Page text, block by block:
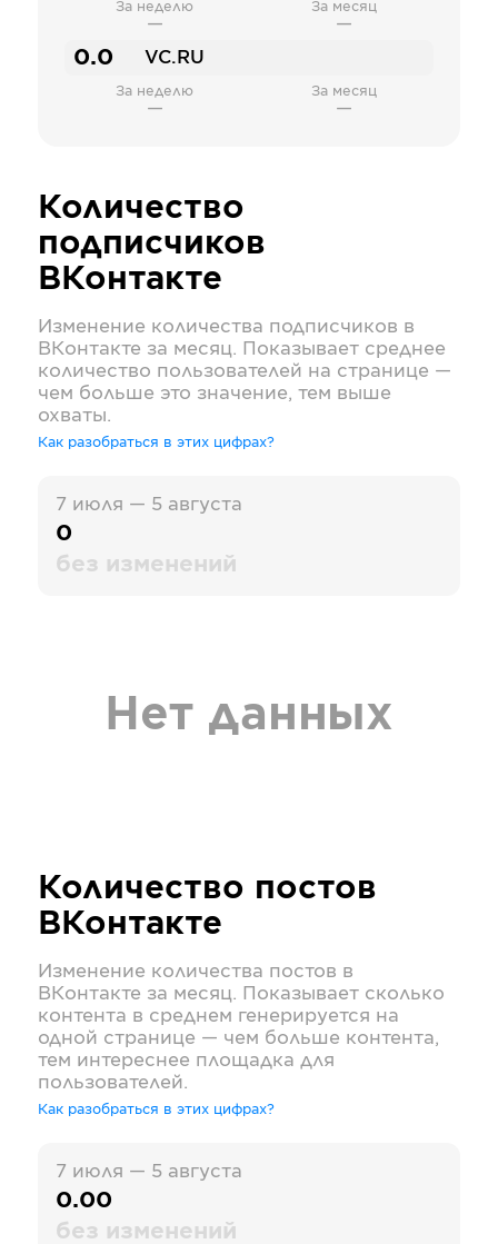
За неделю
—
За месяц
—
0.0 VC.RU
За неделю
—
За месяц
—
Количество
подписчиков
ВКонтакте
Изменение количества подписчиков в
ВКонтакте за месяц. Показывает среднее
количество пользователей на странице —
чем больше это значение, тем выше
охваты.
Как разобраться в этих цифрах?
7 июля — 5 августа
0
без изменений
Нет данных
Количество постов
ВКонтакте
Изменение количества постов в
ВКонтакте за месяц. Показывает сколько
контента в среднем генерируется на
одной странице — чем больше контента,
тем интереснее площадка для
пользователей.
Как разобраться в этих цифрах?
7 июля — 5 августа
0.00
без изменений